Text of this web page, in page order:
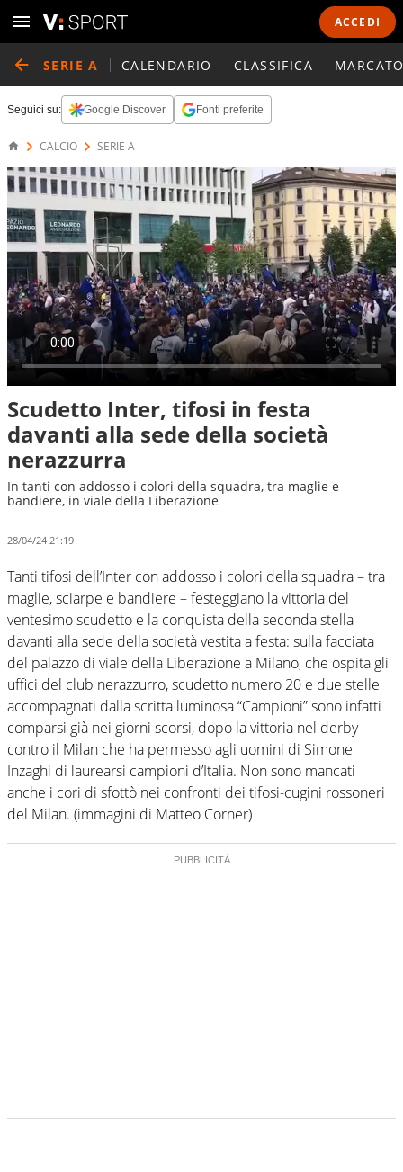
ACCEDI
SERIE A CALENDARIO CLASSIFICA
Seguici su: Google Discover Fonti preferite
CALCIO SERIE A
Scudetto Inter, tifosi in festa
davanti alla sede della società
nerazzurra
In tanti con addosso i colori della squadra, tra maglie e
bandiere, in viale della Liberazione
28/04/24 21:19
Tanti tifosi dell’Inter con addosso i colori della squadra – tra
maglie, sciarpe e bandiere – festeggiano la vittoria del
ventesimo scudetto e la conquista della seconda stella
davanti alla sede della società vestita a festa: sulla facciata
del palazzo di viale della Liberazione a Milano, che ospita gli
uffici del club nerazzurro, scudetto numero 20 e due stelle
accompagnati dalla scritta luminosa “Campioni” sono infatti
comparsi già nei giorni scorsi, dopo la vittoria nel derby
contro il Milan che ha permesso agli uomini di Simone
Inzaghi di laurearsi campioni d’Italia. Non sono mancati
anche i cori di sfottò nei confronti dei tifosi-cugini rossoneri
del Milan. (immagini di Matteo Corner)